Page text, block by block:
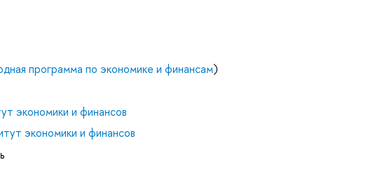
программа по экономике и финансам)
экономики и финансов
экономики и финансов